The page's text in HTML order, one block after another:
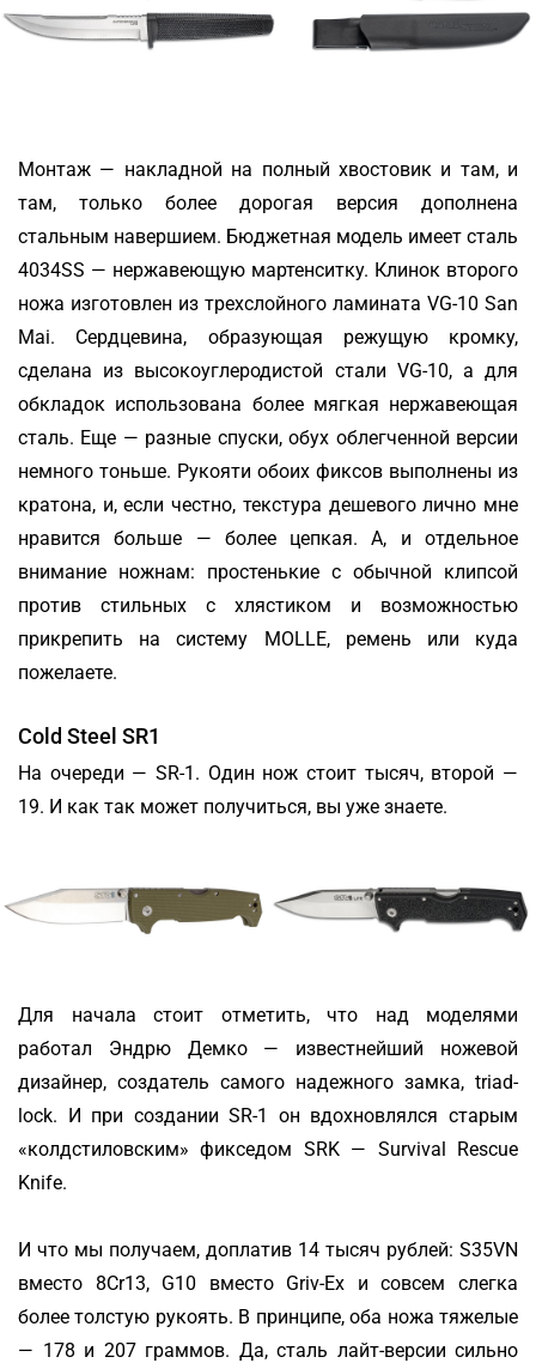
Монтаж — накладной на полный хвостовик и там, и
там, только более дорогая версия дополнена
стальным навершием. Бюджетная модель имеет сталь
4034SS — нержавеющую мартенситку. Клинок второго
ножа изготовлен из трехслойного ламината VG-10 San
Mai. Сердцевина, образующая режущую кромку,
сделана из высокоуглеродистой стали VG-10, а для
обкладок использована более мягкая нержавеющая
сталь. Еще — разные спуски, обух облегченной версии
немного тоньше. Рукояти обоих фиксов выполнены из
кратона, и, если честно, текстура дешевого лично мне
нравится больше — более цепкая. А, и отдельное
внимание ножнам: простенькие с обычной клипсой
против стильных с хлястиком и возможностью
прикрепить на систему MOLLE, ремень или куда
пожелаете.
Cold Steel SR1
На очереди — SR-1. Один нож стоит тысяч, второй —
19. И как так может получиться, вы уже знаете.
Для начала стоит отметить, что над моделями
работал Эндрю Демко — известнейший ножевой
дизайнер, создатель самого надежного замка, triad-
lock. И при создании SR-1 он вдохновлялся старым
«колдстиловским» фикседом SRK — Survival Rescue
Knife.
И что мы получаем, доплатив 14 тысяч рублей: S35VN
вместо 8Cr13, G10 вместо Griv-Ex и совсем слегка
более толстую рукоять. В принципе, оба ножа тяжелые
— 178 и 207 граммов. Да, сталь лайт-версии сильно